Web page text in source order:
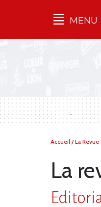
Qu'est-ce que
Campagnes
multimarques
MENU
Vous
Accueil /La
La